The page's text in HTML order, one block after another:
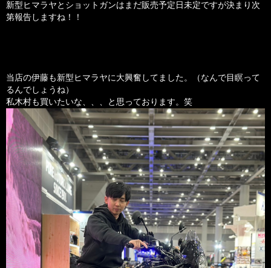
新型ヒマラヤとショットガンはまだ販売予定日未定ですが決まり次
第報告しますね！！
当店の伊藤も新型ヒマラヤに大興奮してました。（なんで目瞑って
るんでしょうね）
私木村も買いたいな、、、と思っております。笑